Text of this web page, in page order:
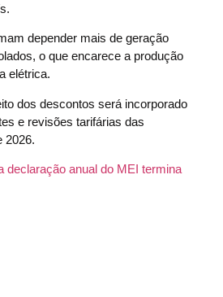
depender mais de geração
o que encarece a produção
elétrica.
dos descontos será incorporado
e revisões tarifárias das
2026.
declaração anual do MEI termina